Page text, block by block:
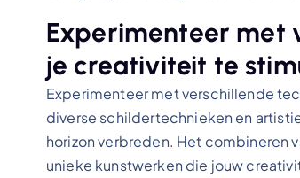
Experimenteer met
je creativiteit te
Experimenteer met verschillende
diverse schildertechnieken en
horizon verbreden. Het combineren
unieke kunstwerken die jouw